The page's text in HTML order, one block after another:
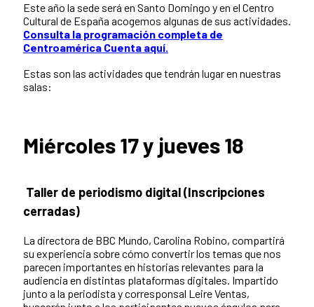
Este año la sede será en Santo Domingo y en el Centro
Cultural de España acogemos algunas de sus actividades.
Consulta la programación completa de
Centroamérica Cuenta aquí.
Estas son las actividades que tendrán lugar en nuestras
salas:
Miércoles 17 y jueves 18
Taller de periodismo digital(Inscripciones
cerradas)
La directora de BBC Mundo, Carolina Robino, compartirá
su experiencia sobre cómo convertir los temas que nos
parecen importantes en historias relevantes para la
audiencia en distintas plataformas digitales. Impartido
junto a la periodista y corresponsal Leire Ventas,